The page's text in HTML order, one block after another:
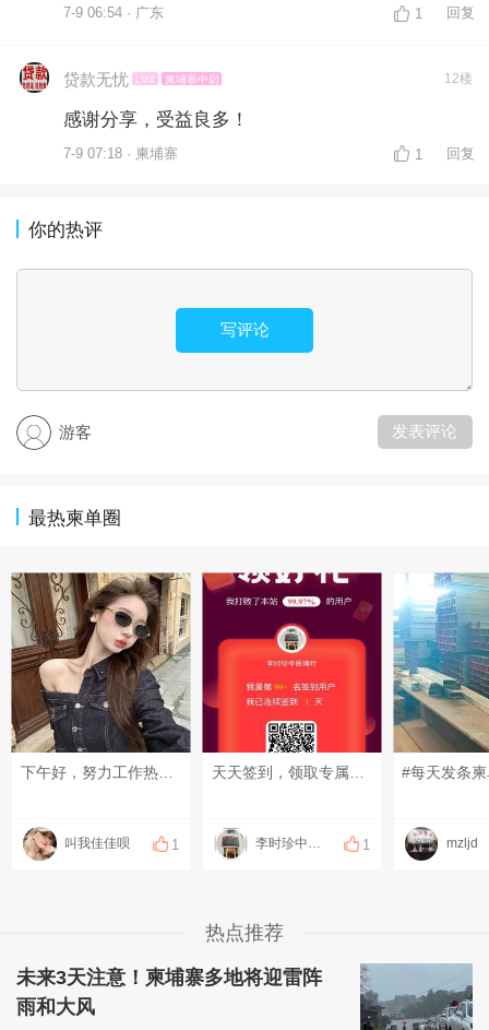
7-9 06:54 · 广东 1 回复
贷款无忧 LV4 柬埔寨中尉 12楼
感谢分享，受益良多！
7-9 07:18 · 柬埔寨 1 回复
你的热评
写评论
游客 发表评论
最热柬单圈
下午好，努力工作热爱生活❤️ ​不争，以退为进；不理，沉默是金；不怒，放过自己。
叫我佳佳呗 1 李时珍中医理疗 1
#每天发条
mzljd
热点推荐
未来3天注意！柬埔寨多地将迎雷阵
雨和大风